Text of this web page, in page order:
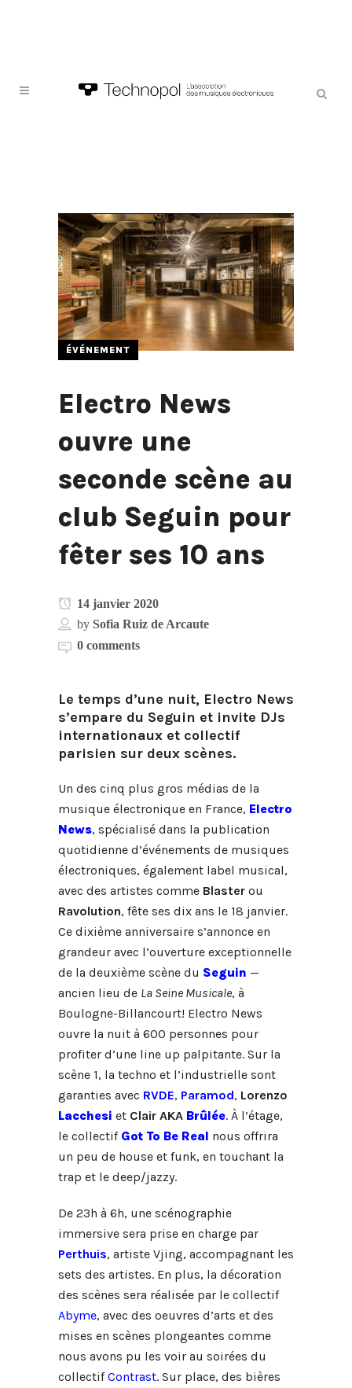
ÉVÉNEMENT
Electro News
ouvre une
seconde scène au
club Seguin pour
fêter ses 10 ans
14 janvier 2020
by Sofia Ruiz de Arcaute
0 comments
Le temps d’une nuit, Electro News
s’empare du Seguin et invite DJs
internationaux et collectif
parisien sur deux scènes.
Un des cinq plus gros médias de la
musique électronique en France, Electro
News, spécialisé dans la publication
quotidienne d’événements de musiques
électroniques, également label musical,
avec des artistes comme Blaster ou
Ravolution, fête ses dix ans le 18 janvier.
Ce dixième anniversaire s’annonce en
grandeur avec l’ouverture exceptionnelle
de la deuxième scène du Seguin —
ancien lieu de La Seine Musicale, à
Boulogne-Billancourt! Electro News
ouvre la nuit à 600 personnes pour
profiter d’une line up palpitante. Sur la
scène 1, la techno et l’industrielle sont
garanties avec RVDE, Paramod, Lorenzo
Lacchesi et Clair AKA Brûlée. À l’étage,
le collectif Got To Be Real nous offrira
un peu de house et funk, en touchant la
trap et le deep/jazzy.
De 23h à 6h, une scénographie
immersive sera prise en charge par
Perthuis, artiste Vjing, accompagnant les
sets des artistes. En plus, la décoration
des scènes sera réalisée par le collectif
Abyme, avec des oeuvres d’arts et des
mises en scènes plongeantes comme
nous avons pu les voir au soirées du
collectifContrast. Sur place, des bières